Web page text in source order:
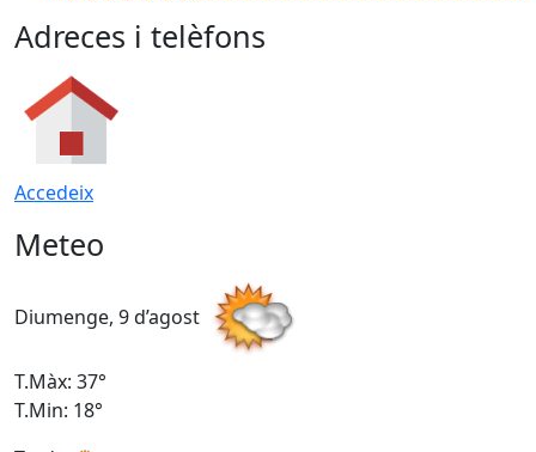
Adreces i telèfons
Accedeix
Meteo
Diumenge, 9 d’agost
T.Màx: 37°
T.Min: 18°